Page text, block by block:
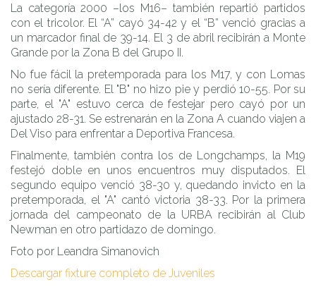
La categoría 2000 –los M16– también repartió partidos
con el tricolor. El “A” cayó 34-42 y el “B” venció gracias a
un marcador final de 39-14. El 3 de abril recibirán a Monte
Grande por la Zona B del Grupo II.
No fue fácil la pretemporada para los M17, y con Lomas
no sería diferente. El "B" no hizo pie y perdió 10-55. Por su
parte, el "A" estuvo cerca de festejar pero cayó por un
ajustado 28-31. Se estrenarán en la Zona A cuando viajen a
Del Viso para enfrentar a Deportiva Francesa.
Finalmente, también contra los de Longchamps, la M19
festejó doble en unos encuentros muy disputados. El
segundo equipo venció 38-30 y, quedando invicto en la
pretemporada, el "A" cantó victoria 38-33. Por la primera
jornada del campeonato de la URBA recibirán al Club
Newman en otro partidazo de domingo.
Foto por Leandra Simanovich
Descargar fixture completo de Juveniles